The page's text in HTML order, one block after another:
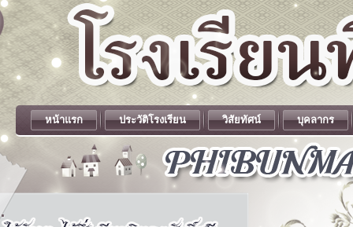
.
หน้าแรก ประวัติโรงเรียน วิสัยทัศน์ บุคลากร